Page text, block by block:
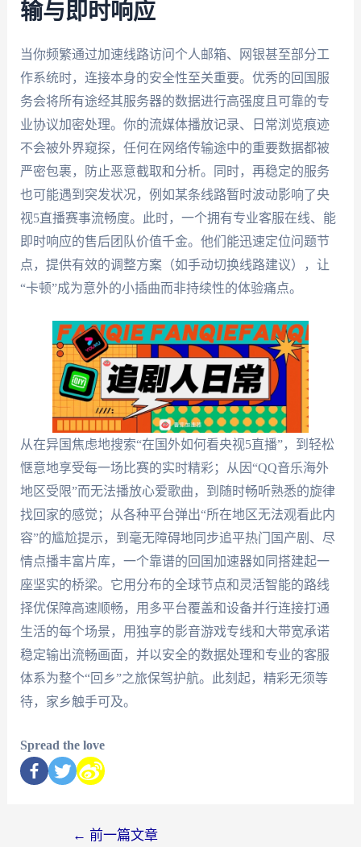
输与即时响应
当你频繁通过加速线路访问个人邮箱、网银甚至部分工
作系统时，连接本身的安全性至关重要。优秀的回国服
务会将所有途经其服务器的数据进行高强度且可靠的专
业协议加密处理。你的流媒体播放记录、日常浏览痕迹
不会被外界窥探，任何在网络传输途中的重要数据都被
严密包裹，防止恶意截取和分析。同时，再稳定的服务
也可能遇到突发状况，例如某条线路暂时波动影响了央
视5直播赛事流畅度。此时，一个拥有专业客服在线、能
即时响应的售后团队价值千金。他们能迅速定位问题节
点，提供有效的调整方案（如手动切换线路建议），让
“卡顿”成为意外的小插曲而非持续性的体验痛点。
从在异国焦虑地搜索“在国外如何看央视5直播”，到轻松
惬意地享受每一场比赛的实时精彩；从因“QQ音乐海外
地区受限”而无法播放心爱歌曲，到随时畅听熟悉的旋律
找回家的感觉；从各种平台弹出“所在地区无法观看此内
容”的尴尬提示，到毫无障碍地同步追平热门国产剧、尽
情点播丰富片库，一个靠谱的回国加速器如同搭建起一
座坚实的桥梁。它用分布的全球节点和灵活智能的路线
择优保障高速顺畅，用多平台覆盖和设备并行连接打通
生活的每个场景，用独享的影音游戏专线和大带宽承诺
稳定输出流畅画面，并以安全的数据处理和专业的客服
体系为整个“回乡”之旅保驾护航。此刻起，精彩无须等
待，家乡触手可及。
Spread the love
← 前一篇文章